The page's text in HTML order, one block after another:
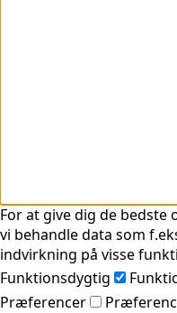
For at give dig de
vi behandle data som
indvirkning på visse
Funktionsdygtig
Præferencer